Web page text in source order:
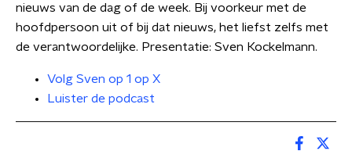
nieuws van de dag of de week. Bij voorkeur met de
hoofdpersoon uit of bij dat nieuws, het liefst zelfs met
de verantwoordelijke. Presentatie: Sven Kockelmann.
Volg Sven op 1 op X
Luister de podcast